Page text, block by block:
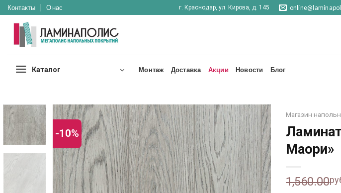
Skip
to
content
Контакты О нас г. Краснодар, ул. Кирова, д. 145
Каталог Монтаж Доставка Акции Новости Блог
-10% Отложить
Магазин
Маори»
1,560.00